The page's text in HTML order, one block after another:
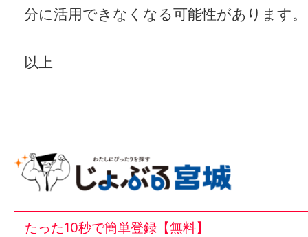
分に活用できなくなる可能性があります。
以上
たった10秒で簡単登録【無料】